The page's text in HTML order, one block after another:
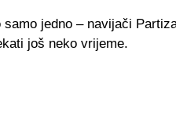
jedno – navijači
još neko vrijeme.